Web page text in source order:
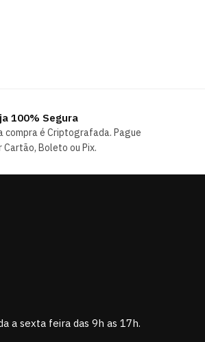
100% Segura
compra é Criptografada. Pague
Cartão, Boleto ou Pix.
a sexta feira das 9h as 17h.